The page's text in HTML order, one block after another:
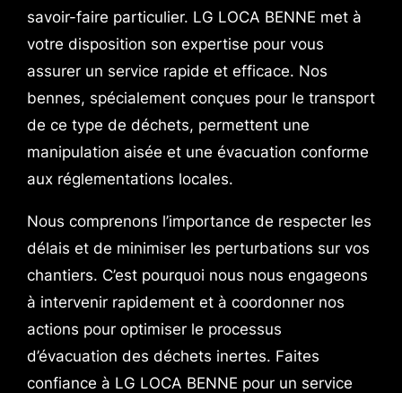
savoir-faire particulier. LG LOCA BENNE met à
votre disposition son expertise pour vous
assurer un service rapide et efficace. Nos
bennes, spécialement conçues pour le transport
de ce type de déchets, permettent une
manipulation aisée et une évacuation conforme
aux réglementations locales.
Nous comprenons l’importance de respecter les
délais et de minimiser les perturbations sur vos
chantiers. C’est pourquoi nous nous engageons
à intervenir rapidement et à coordonner nos
actions pour optimiser le processus
d’évacuation des déchets inertes. Faites
confiance à LG LOCA BENNE pour un service